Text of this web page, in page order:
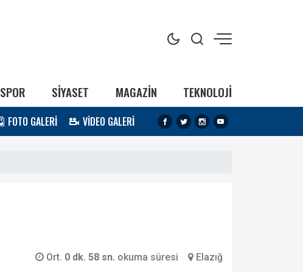
SPOR SİYASET MAGAZİN TEKNOLOJİ
FOTO GALERİ VİDEO GALERİ
Ort. 0 dk. 58 sn. okuma süresi Elazığ